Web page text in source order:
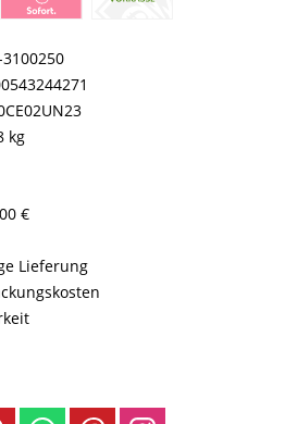
3100250
kg
€
Lieferung